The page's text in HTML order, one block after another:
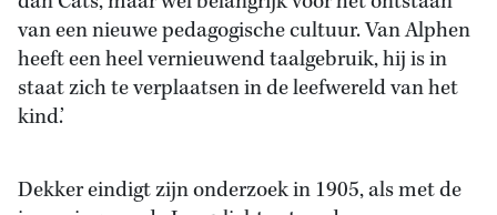
van een nieuwe pedagogische cultuur. Van Alphen
heeft een heel vernieuwend taalgebruik, hij is in
staat zich te verplaatsen in de leefwereld van het
kind.’
Dekker eindigt zijn onderzoek in 1905, als met de